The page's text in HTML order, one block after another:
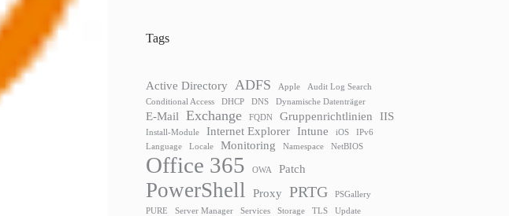
Tags
Active Directory ADFS Apple
Audit Log Search
Conditional Access
DHCP DNS Dynamische Datenträger
E-Mail Exchange FQDN Gruppenrichtlinien IIS
Install-Module Internet Explorer Intune iOS
IPv6
Language
Locale Monitoring Namespace NetBIOS
Office 365 OWA Patch
PowerShell Proxy PRTG
PSGallery
PURE
Server Manager Services Storage TLS Update